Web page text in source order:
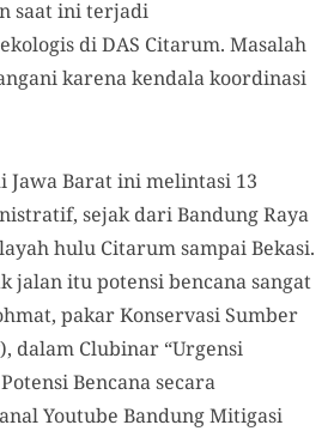
saat ini terjadi
di DAS Citarum. Masalah
karena kendala koordinasi
Jawa Barat ini melintasi 13
sejak dari Bandung Raya
hulu Citarum sampai Bekasi.
jalan itu potensi bencana sangat
pakar Konservasi Sumber
dalam Clubinar “Urgensi
Bencana secara
Youtube Bandung Mitigasi